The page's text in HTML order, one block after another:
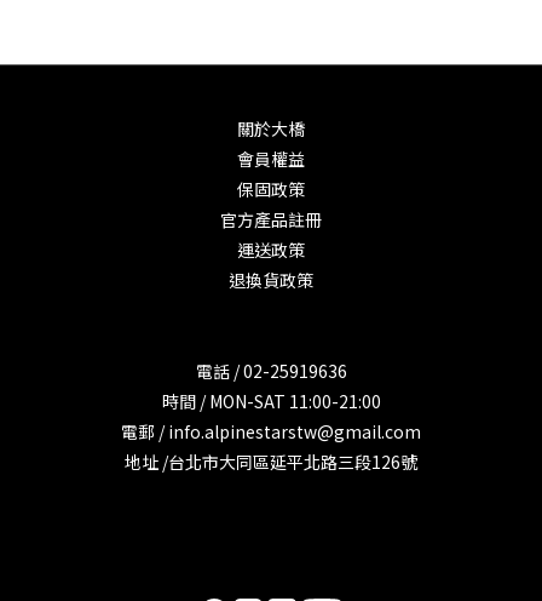
關於大橋
會員權益
保固政策
官方產品註冊
運送政策
退換貨政策
電話 / 02-25919636
時間 / MON-SAT 11:00-21:00
電郵 / info.alpinestarstw@gmail.com
地址 /台北市大同區延平北路三段126號